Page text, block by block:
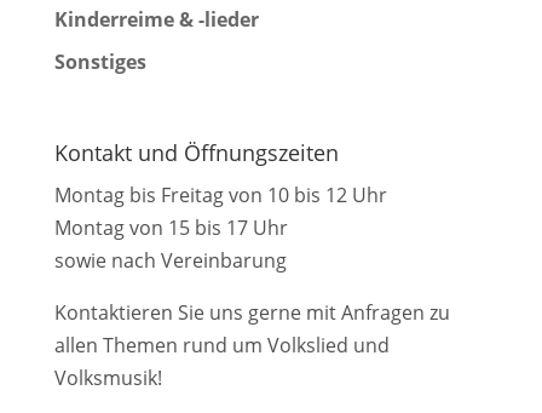
Kinderreime & -lieder
Sonstiges
Kontakt und Öffnungszeiten
Montag bis Freitag von 10 bis 12 Uhr
Montag von 15 bis 17 Uhr
sowie nach Vereinbarung
Kontaktieren Sie uns gerne mit Anfragen zu
allen Themen rund um Volkslied und
Volksmusik!